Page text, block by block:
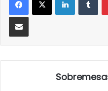
Partilhar Via Email